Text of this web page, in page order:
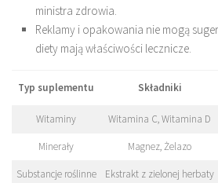
ministra zdrowia.
Reklamy i opakowania nie mogą
diety mają właściwości lecznicze.
Typ suplementu Składniki
Witaminy Witamina C, Witamina D
Minerały Magnez, Żelazo
Substancje roślinne Ekstrakt z zielonej herbaty